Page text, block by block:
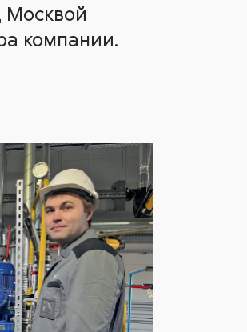
Москвой
компании.